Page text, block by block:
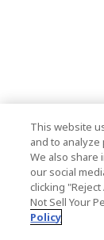
This website
and to
We also share
our social
clicking
Not Sell Your
Policy